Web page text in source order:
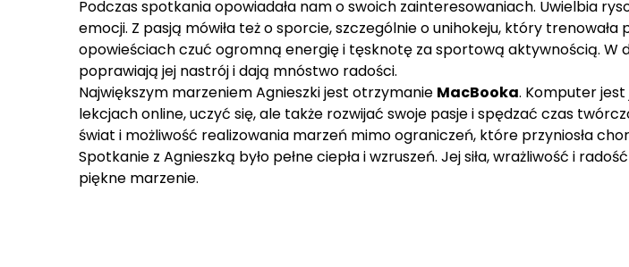
Podczas spotkania opowiadała nam o swoich zainteresowaniach. Uwielbia
emocji. Z pasją mówiła też o sporcie, szczególnie o unihokeju, który
opowieściach czuć ogromną energię i tęsknotę za sportową aktywnością. W
poprawiają jej nastrój i dają mnóstwo radości.
Największym marzeniem Agnieszki jest otrzymanie MacBooka. Komputer
lekcjach online, uczyć się, ale także rozwijać swoje pasje i spędzać czas
świat i możliwość realizowania marzeń mimo ograniczeń, które przyniosła
Spotkanie z Agnieszką było pełne ciepła i wzruszeń. Jej siła, wrażliwość i
piękne marzenie.